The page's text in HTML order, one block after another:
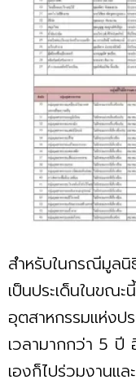
สำหรับในกรณีมูลนิ
เป็นประเด็นในขณ
อุตสาหกรรมแห่งป
เวลามากกว่า 5 ปี
เองก็ไปร่วมงานแ